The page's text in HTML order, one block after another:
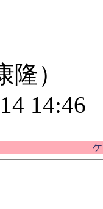
隆）
14:46